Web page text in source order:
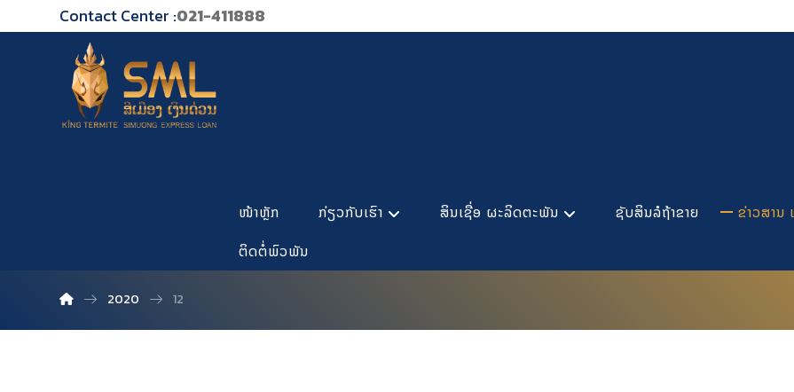
Contact Center :021-411888
ໜ້າຫຼັກ ກ່ຽວກັບເຮົາ ສິນເຊື່ອ ຜະລິດຕະພັນ ຊັບສິນລໍຖ້າຂາຍ ຂ່າວສານ
ຕິດຕໍ່ພົວພັນ
2020 12